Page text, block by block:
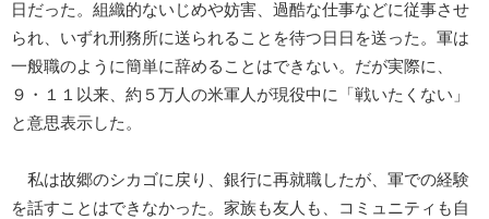
日だった。組織的ないじめや妨害、過酷な仕事などに従事させ
られ、いずれ刑務所に送られることを待つ日日を送った。軍は
一般職のように簡単に辞めることはできない。だが実際に、
９・１１以来、約５万人の米軍人が現役中に「戦いたくない」
と意思表示した。
私は故郷のシカゴに戻り、銀行に再就職したが、軍での経験
を話すことはできなかった。家族も友人も、コミュニティも自